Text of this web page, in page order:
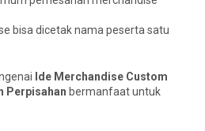
bisa dicetak nama peserta satu
Ide Merchandise Custom
Perpisahan bermanfaat untuk